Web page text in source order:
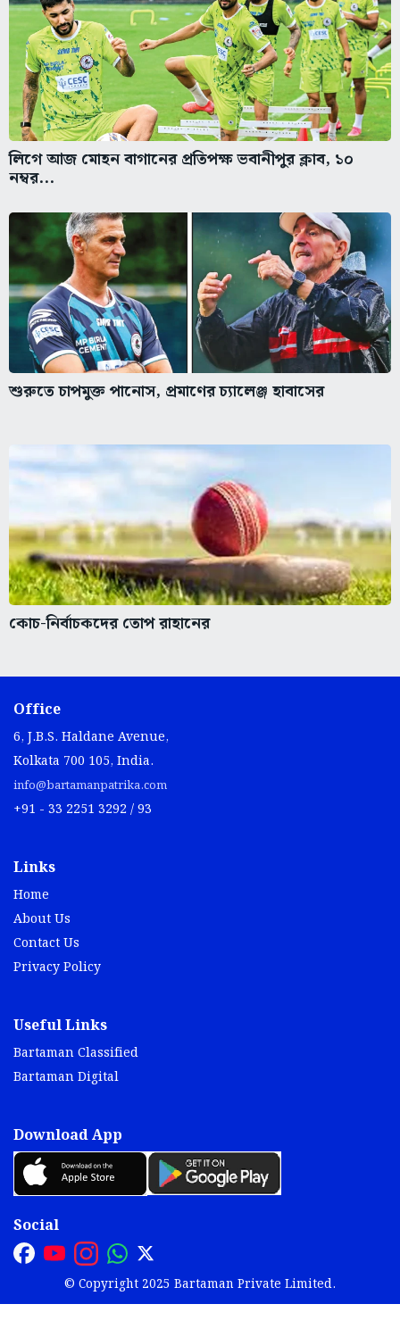
লিগে আজ মোহন বাগানের প্রতিপক্ষ ভবানীপুর ক্লাব, ১০
নম্বর...
শুরুতে চাপমুক্ত পানোস, প্রমাণের চ্যালেঞ্জ হাবাসের
কোচ-নির্বাচকদের তোপ রাহানের
Office
6, J.B.S. Haldane Avenue,
Kolkata 700 105, India.
info@bartamanpatrika.com
+91 - 33 2251 3292 / 93
Links
Home
About Us
Contact Us
Privacy Policy
Useful Links
Bartaman Classified
Bartaman Digital
Download App
Social
© Copyright 2025 Bartaman Private Limited.